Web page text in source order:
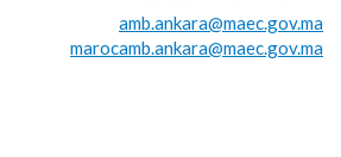
amb.ankara@maec.gov.ma
marocamb.ankara@maec.gov.ma